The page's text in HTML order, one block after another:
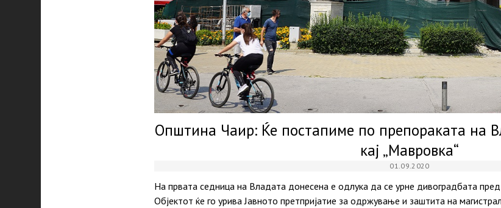
Општина Чаир: Ќе постапиме по препораката на
кај „Мавровка“
01.09.2020
На првата седница на Владата донесена е одлука да се урне дивоградбата
Објектот ќе го урива Јавното претпријатие за одржување и заштита на